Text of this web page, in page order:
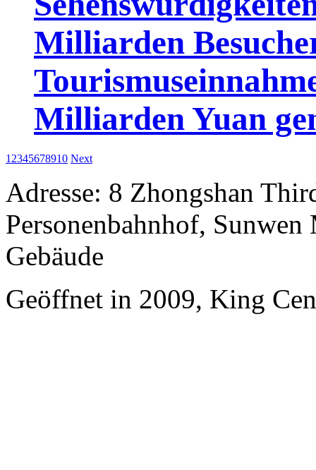
Milliarden
Milliarden Yuan
1 2345678910 Next
Adresse: 8 Zhongshan
Personenbahnhof,
Gebäude
Geöffnet in 2009, King